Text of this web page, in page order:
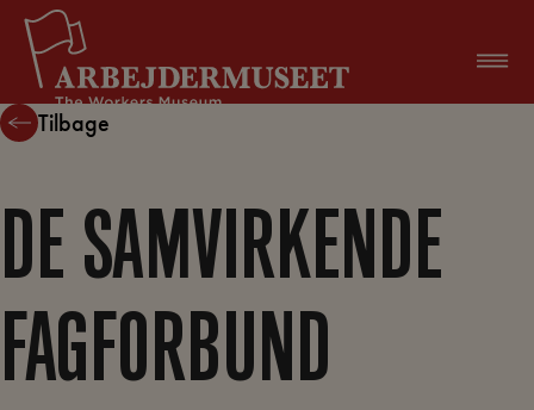
Hop
indholdet
Tilbage
DE SAMVIRKENDE
FAGFORBUND